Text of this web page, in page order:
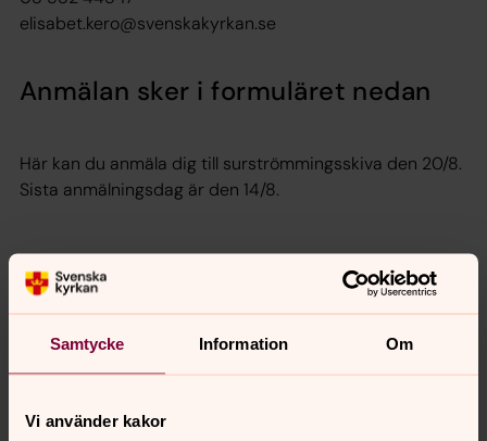
Samtycke Information Om
Vi använder kakor
elisabet.kero@svenskakyrkan.se
Anmälan sker i formuläret nedan
Här kan du anmäla dig till surströmmingsskiva den 20/8.
Sista anmälningsdag är den 14/8.
Skicka anmälan